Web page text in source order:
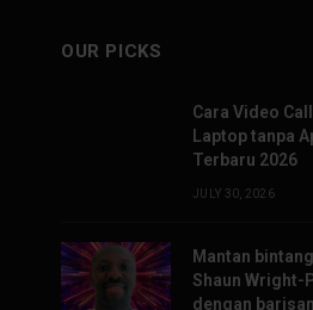
OUR PICKS
Cara Video
Laptop tanpa
Terbaru 2026
JULY 30, 2026
Mantan
Shaun Wright-
dengan